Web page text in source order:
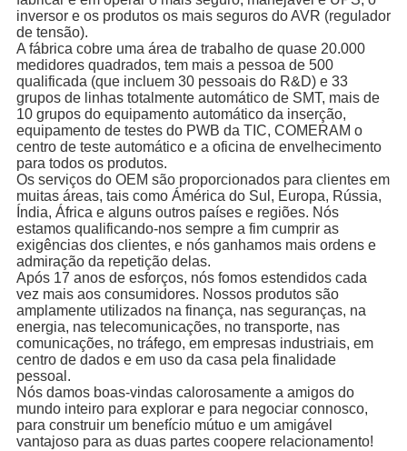
inversor e os produtos os mais seguros do AVR (regulador
de tensão).
A fábrica cobre uma área de trabalho de quase 20.000
medidores quadrados, tem mais a pessoa de 500
qualificada (que incluem 30 pessoais do R&D) e 33
grupos de linhas totalmente automático de SMT, mais de
10 grupos do equipamento automático da inserção,
equipamento de testes do PWB da TIC, COMERAM o
centro de teste automático e a oficina de envelhecimento
para todos os produtos.
Os serviços do OEM são proporcionados para clientes em
muitas áreas, tais como Ámérica do Sul, Europa, Rússia,
Índia, África e alguns outros países e regiões. Nós
estamos qualificando-nos sempre a fim cumprir as
exigências dos clientes, e nós ganhamos mais ordens e
admiração da repetição delas.
Após 17 anos de esforços, nós fomos estendidos cada
vez mais aos consumidores. Nossos produtos são
amplamente utilizados na finança, nas seguranças, na
energia, nas telecomunicações, no transporte, nas
comunicações, no tráfego, em empresas industriais, em
centro de dados e em uso da casa pela finalidade
pessoal.
Nós damos boas-vindas calorosamente a amigos do
mundo inteiro para explorar e para negociar connosco,
para construir um benefício mútuo e um amigável
vantajoso para as duas partes coopere relacionamento!